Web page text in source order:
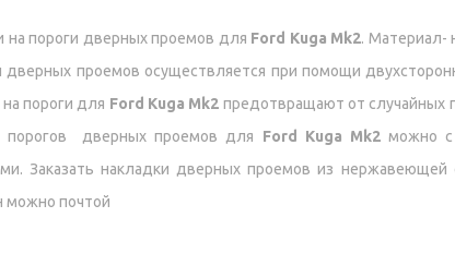
на пороги дверных проемов для Ford Kuga Mk2. Материал-
дверных проемов осуществляется при помощи
пороги для Ford Kuga Mk2 предотвращают от случайных
порогов дверных проемов для Ford Kuga Mk2можно с
Заказать накладки дверных проемов из
можно почтой